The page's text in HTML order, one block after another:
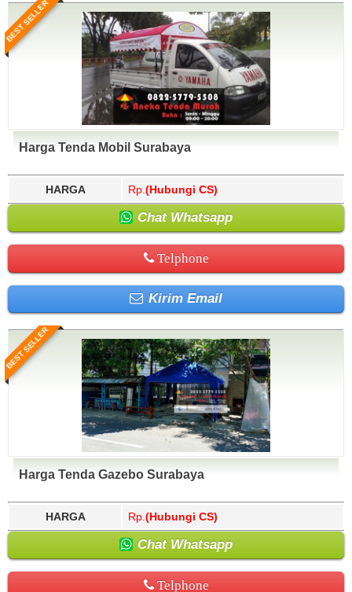
BEST SELLER
Harga Tenda Mobil Surabaya
HARGA Rp. (Hubungi CS)
Chat Whatsapp
Telphone
Kirim Email
BEST SELLER
Harga Tenda Gazebo Surabaya
HARGA Rp. (Hubungi CS)
Chat Whatsapp
Telphone